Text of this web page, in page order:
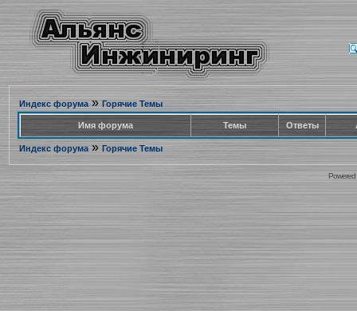
Индекс форума» Горячие Темы
Имя форума Темы Ответы
Индекс форума» Горячие Темы